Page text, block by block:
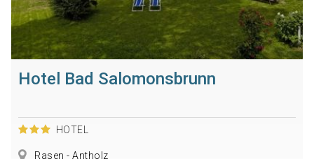
Hotel Bad Salomonsbrunn
HOTEL
Rasen - Antholz